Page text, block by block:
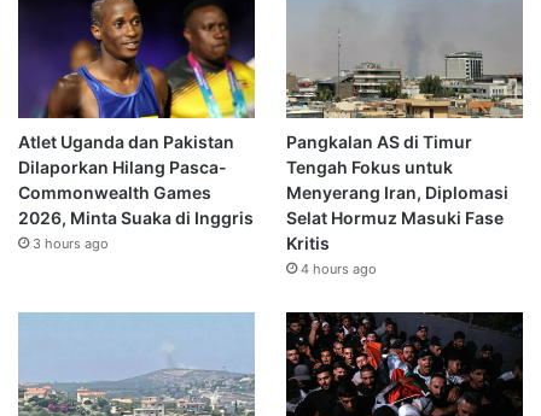
Atlet Uganda dan Pakistan
Dilaporkan Hilang Pasca-
Commonwealth Games
2026, Minta Suaka di Inggris
3 hours ago
Pangkalan AS di Timur
Tengah Fokus untuk
Menyerang Iran, Diplomasi
Selat Hormuz Masuki Fase
Kritis
4 hours ago